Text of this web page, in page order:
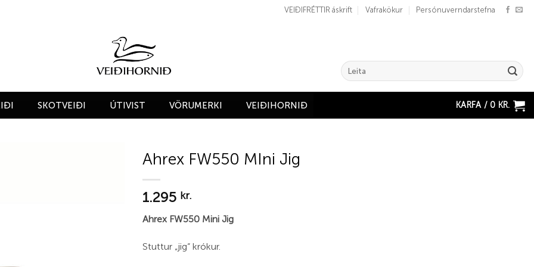
VEIÐIFRÉTTIR áskrift Vafrakökur Persónuverndarstefna
Search
for:
SKOTVEIÐI ÚTIVIST VÖRUMERKI VEIÐIHORNIÐ KARFA / 0 KR.
Ahrex FW550 MIni Jig
1.295 kr.
Ahrex FW550 Mini Jig
Stuttur „jig“ krókur.